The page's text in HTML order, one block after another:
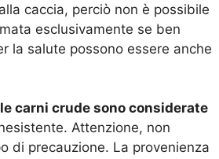
caccia, perciò non è possibile
esclusivamente se ben
la salute possono essere anche
le carni crude sono considerate
Attenzione, non
di precauzione. La provenienza